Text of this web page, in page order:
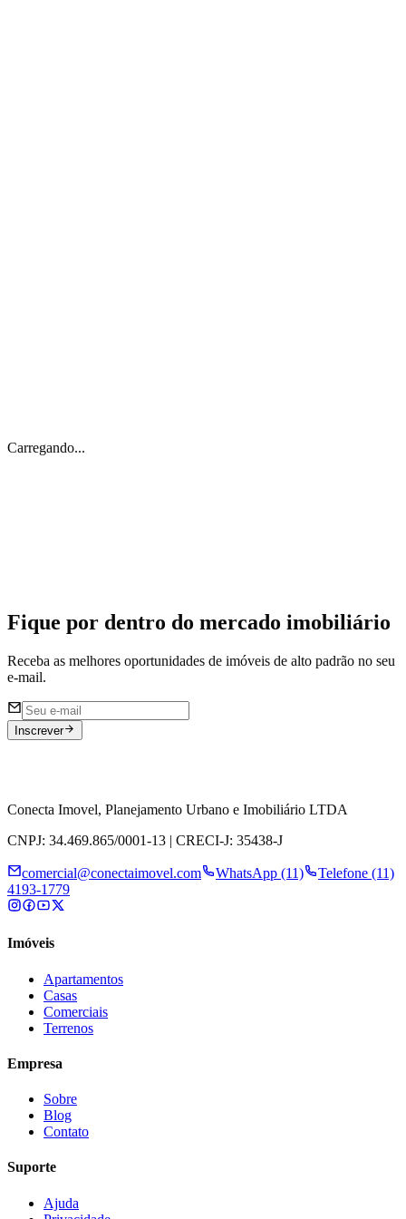
Carregando...
Fique por dentro do mercado imobiliário
Receba as melhores oportunidades de imóveis de alto padrão no seu
e-mail.
Inscrever
Conecta Imovel, Planejamento Urbano e Imobiliário LTDA
CNPJ: 34.469.865/0001-13 | CRECI-J: 35438-J
comercial@conectaimovel.com WhatsApp (11)
Telefone (11)
4193-1779
Imóveis
Apartamentos
Casas
Comerciais
Terrenos
Empresa
Sobre
Blog
Contato
Suporte
Ajuda